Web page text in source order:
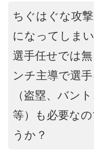
ちぐはぐな攻
になってしまい
選手任せでは
ンチ主導で選
（盗塁、バン
等）も必要な
うか？